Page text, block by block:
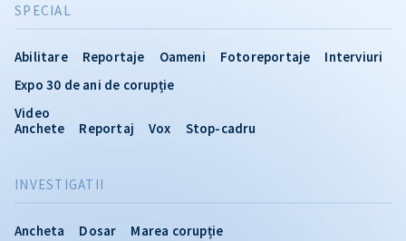
INVESTIGATII
Ancheta Dosar
Marea corupție
SPECIAL
Abilitare Reportaje Oameni Fotoreportaje
Interviuri
Expo 30 de ani de corupție
Video
Anchete
Reportaj Vox Stop-cadru